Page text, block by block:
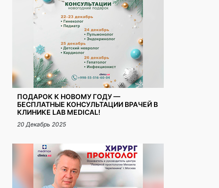
ПОДАРОК К НОВОМУ ГОДУ —
БЕСПЛАТНЫЕ КОНСУЛЬТАЦИИ ВРАЧЕЙ В
КЛИНИКЕ LAB MEDICAL!
20 Декабрь 2025